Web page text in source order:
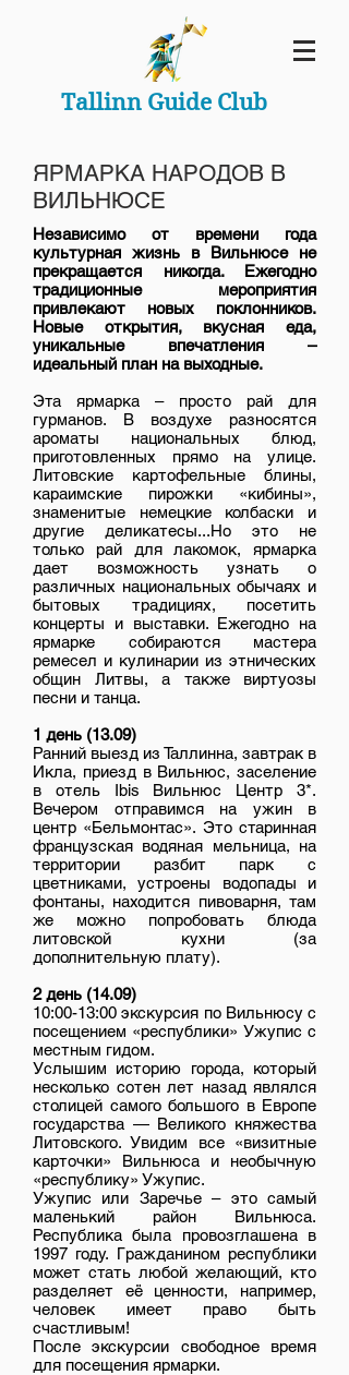
Tallinn Guide Club
ЯРМАРКА НАРОДОВ В
ВИЛЬНЮСЕ
Независимо от времени года
культурная жизнь в Вильнюсе не
прекращается никогда. Ежегодно
традиционные мероприятия
привлекают новых поклонников.
Новые открытия, вкусная еда,
уникальные впечатления –
идеальный план на выходные.
Эта ярмарка – просто рай для
гурманов. В воздухе разносятся
ароматы национальных блюд,
приготовленных прямо на улице.
Литовские картофельные блины,
караимские пирожки «кибины»,
знаменитые немецкие колбаски и
другие деликатесы...Но это не
только рай для лакомок, ярмарка
дает возможность узнать о
различных национальных обычаях и
бытовых традициях, посетить
концерты и выставки. Ежегодно на
ярмарке собираются мастера
ремесел и кулинарии из этнических
общин Литвы, а также виртуозы
песни и танца.
1 день (13.09)
Ранний выезд из Таллинна, завтрак в
Икла, приезд в Вильнюс, заселение
в отель Ibis Вильнюс Центр 3*.
Вечером отправимся на ужин в
центр «Бельмонтас». Это старинная
французская водяная мельница, на
территории разбит парк с
цветниками, устроены водопады и
фонтаны, находится пивоварня, там
же можно попробовать блюда
литовской кухни (за
дополнительную плату).
2 день (14.09)
10:00-13:00 экскурсия по Вильнюсу с
посещением «республики» Ужупис с
местным гидом.
Услышим историю города, который
несколько сотен лет назад являлся
столицей самого большого в Европе
государства — Великого княжества
Литовского. Увидим все «визитные
карточки» Вильнюса и необычную
«республику» Ужупис.
Ужупис или Заречье – это самый
маленький район Вильнюса.
Республика была провозглашена в
1997 году. Гражданином республики
может стать любой желающий, кто
разделяет её ценности, например,
человек имеет право быть
счастливым!
После экскурсии свободное время
для посещения ярмарки.